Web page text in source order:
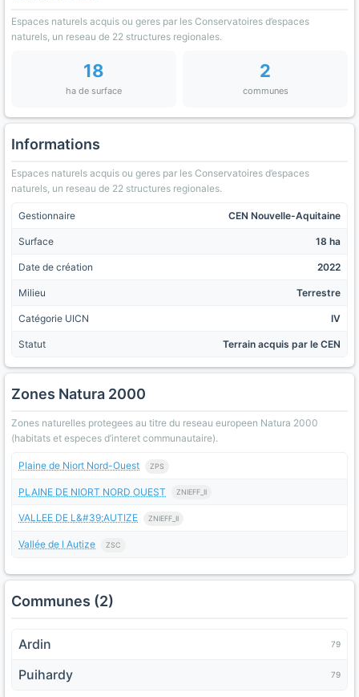
Espaces naturels acquis ou geres par les Conservatoires d’espaces
naturels, un reseau de 22 structures regionales.
18
ha de surface
2
communes
Informations
Espaces naturels acquis ou geres par les Conservatoires d’espaces
naturels, un reseau de 22 structures regionales.
Gestionnaire CEN Nouvelle-Aquitaine
Surface 18 ha
Date de création 2022
Milieu Terrestre
Catégorie UICN IV
Statut Terrain acquis par le CEN
Zones Natura 2000
Zones naturelles protegees au titre du reseau europeen Natura 2000
(habitats et especes d’interet communautaire).
Plaine de Niort Nord-Ouest ZPS
PLAINE DE NIORT NORD OUEST ZNIEFF_II
VALLEE DE L&#39;AUTIZE ZNIEFF_II
Vallée de l Autize ZSC
Communes (2)
Ardin 79
Puihardy 79